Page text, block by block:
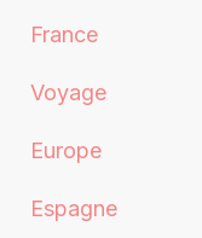
France
Voyage
Europe
Espagne